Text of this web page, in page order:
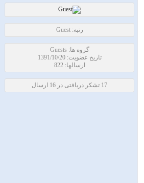
رتبه: Guest
گروه ها: Guests
تاریخ عضویت: 1391/10/20
ارسالها: 822
17 تشکر دریافتی در 16 ارسال